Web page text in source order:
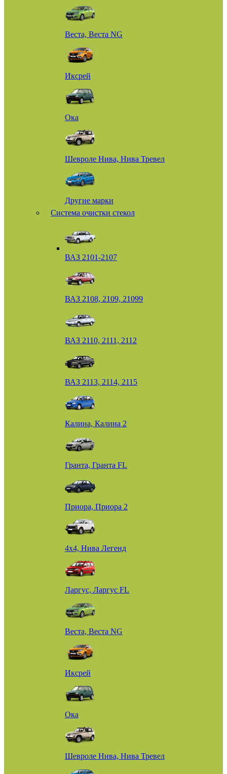
Веста, Веста NG
Иксрей
Ока
Шевроле Нива, Нива Тревел
Другие марки
Система очистки стекол
ВАЗ 2101-2107
ВАЗ 2108, 2109, 21099
ВАЗ 2110, 2111, 2112
ВАЗ 2113, 2114, 2115
Калина, Калина 2
Гранта, Гранта FL
Приора, Приора 2
4х4, Нива Легенд
Ларгус, Ларгус FL
Веста, Веста NG
Иксрей
Ока
Шевроле Нива, Нива Тревел